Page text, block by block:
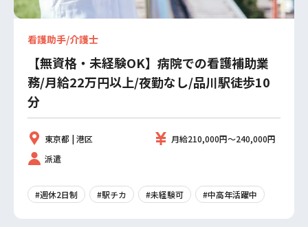
看護助手/介護士
【無資格・未経験OK】病院での看護補助業
務/月給22万円以上/夜勤なし/品川駅徒歩10
分
東京都 | 港区
月給210,000円～240,000円
派遣
#週休2日制 #駅チカ #未経験可 #中高年活躍中